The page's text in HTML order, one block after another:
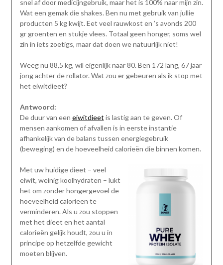
snel af door medicijngebruik, maar het is 100% naar mijn zin.
Wat een gemak die shakes. Ben nu met gebruik van jullie
producten 5 kg kwijt. Eet veel rauwkost en ’s avonds 200
gr groenten en stukje vlees. Totaal geen honger, soms wel
zin in iets zoetigs, maar dat doen we natuurlijk niet!
Weeg nu 88,5 kg, wil eigenlijk naar 80. Ben 172 lang, 67 jaar
jong achter de rollator. Wat zou er gebeuren als ik stop met
het eiwitdieet?
Antwoord:
De duur van een eiwitdieet is lastig aan te geven. Of
mensen aankomen of afvallen is in eerste instantie
afhankelijk van de balans tussen energiegebruik
(beweging) en de hoeveelheid calorieën die binnen komen.
Met uw huidige dieet – veel
eiwit, weinig koolhydraten – lukt
het om zonder hongergevoel de
hoeveelheid calorieën te
verminderen. Als u zou stoppen
met het dieet en het aantal
calorieën gelijk houdt, zou u in
principe op hetzelfde gewicht
moeten blijven.